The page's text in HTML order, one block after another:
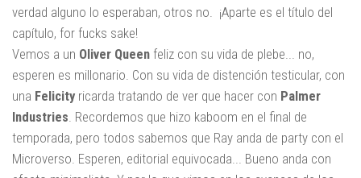
verdad alguno lo esperaban, otros no. ¡Aparte es el título del
capítulo, for fucks sake!
Vemos a un Oliver Queen feliz con su vida de plebe... no,
esperen es millonario. Con su vida de distención testicular, con
una Felicity ricarda tratando de ver que hacer con Palmer
Industries . Recordemos que hizo kaboom en el final de
temporada, pero todos sabemos que Ray anda de party con el
Microverso. Esperen, editorial equivocada... Bueno anda con